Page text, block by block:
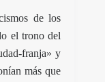
de los
el trono del
franja» y
más que